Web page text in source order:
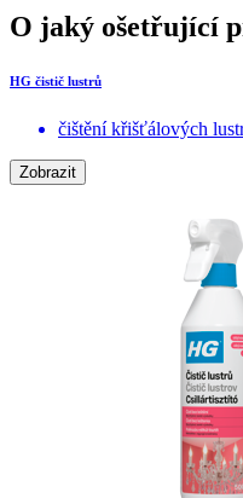
O jaký ošetřující
HG čistič lustrů
čištění křišťálových
Zobrazit